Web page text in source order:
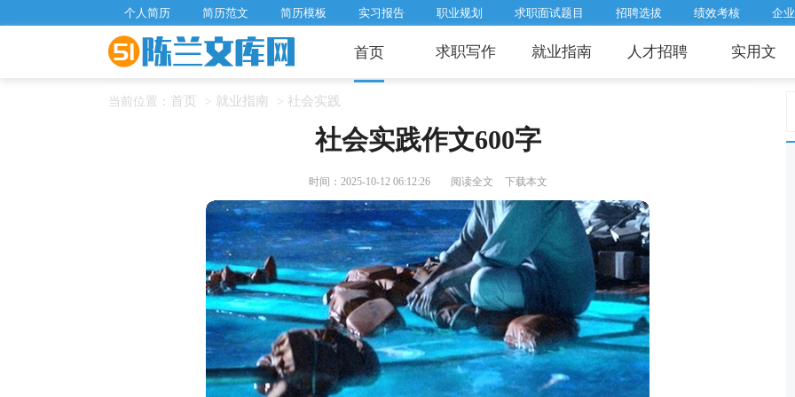
个人简历 简历范文 简历模板 实习报告 职业规划 求职面试题目 招聘选拔 绩效考核 企
首页 求职写作 就业指南 人才招聘 实用文
当前位置： 首页 > 就业指南 > 社会实践
社会实践作文600字
时间：2025-10-12 06:12:26 阅读全文 下载本文